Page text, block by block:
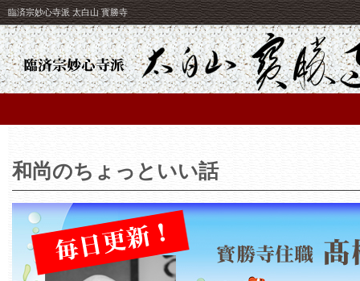
臨済宗妙心寺派 太白山 寳勝寺
和尚のちょっといい話